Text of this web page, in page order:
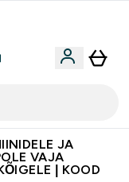
JA
VAJA
| KOOD